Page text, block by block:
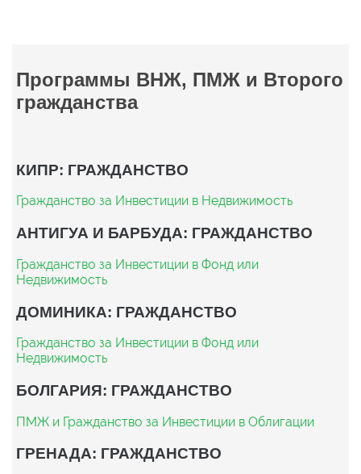
Программы ВНЖ, ПМЖ и Второго
гражданства
КИПР: ГРАЖДАНСТВО
Гражданство за Инвестиции в Недвижимость
АНТИГУА И БАРБУДА: ГРАЖДАНСТВО
Гражданство за Инвестиции в Фонд или
Недвижимость
ДОМИНИКА: ГРАЖДАНСТВО
Гражданство за Инвестиции в Фонд или
Недвижимость
БОЛГАРИЯ: ГРАЖДАНСТВО
ПМЖ и Гражданство за Инвестиции в Облигации
ГРЕНАДА: ГРАЖДАНСТВО